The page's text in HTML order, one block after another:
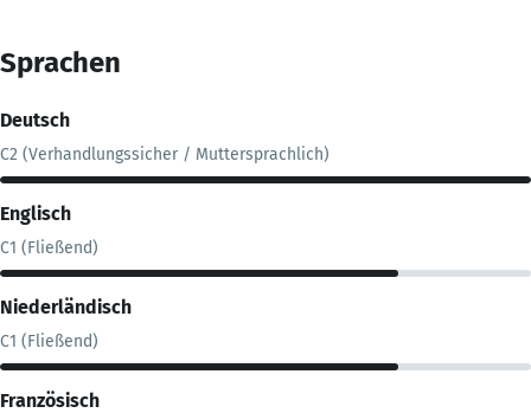
Sprachen
Deutsch
C2 (Verhandlungssicher / Muttersprachlich)
Englisch
C1 (Fließend)
Niederländisch
C1 (Fließend)
Französisch